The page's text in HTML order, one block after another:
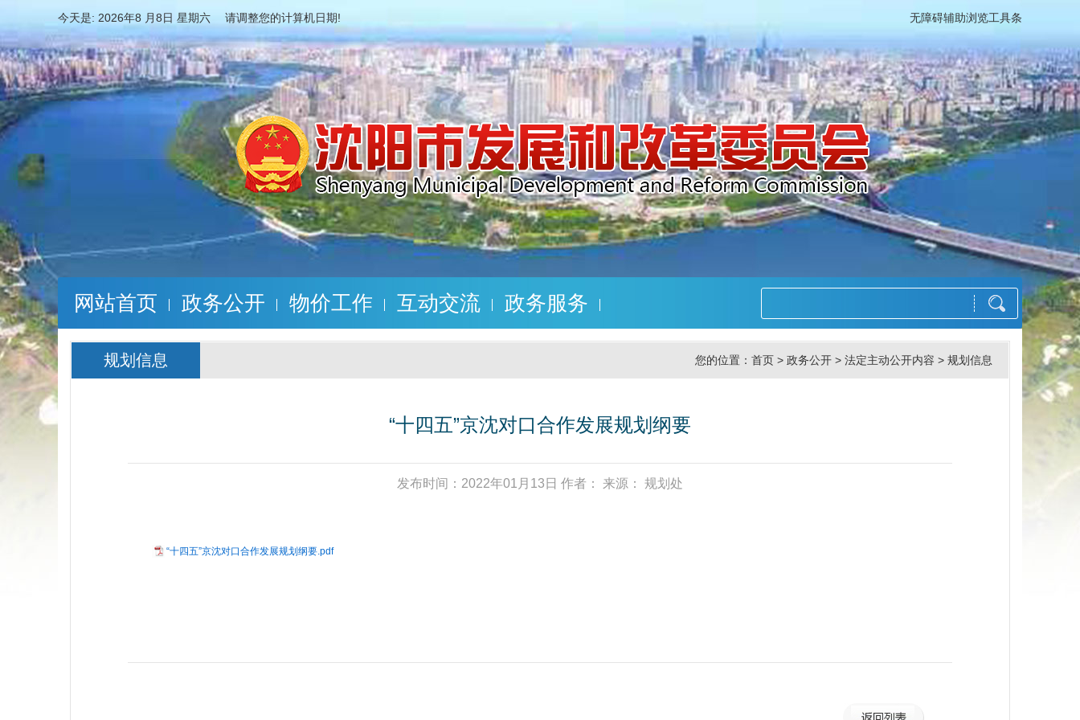
今天是: 2026年8 月8日 星期六 请调整您的计算机日期! 无障碍辅助浏览工具条
网站首页 政务公开 物价工作 互动交流 政务服务
规划信息 您的位置： 首页 > 政务公开 > 法定主动公开内容 > 规划信息
“十四五”京沈对口合作发展规划纲要
发布时间：2022年01月13日 作者： 来源： 规划处
“十四五”京沈对口合作发展规划纲要.pdf